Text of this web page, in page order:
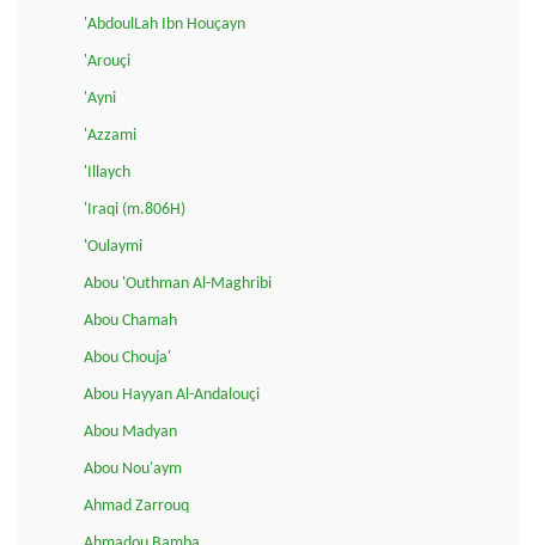
'AbdoulLah Ibn Houçayn
'Arouçi
'Ayni
'Azzami
'Illaych
'Iraqi (m.806H)
'Oulaymi
Abou 'Outhman Al-Maghribi
Abou Chamah
Abou Chouja'
Abou Hayyan Al-Andalouçi
Abou Madyan
Abou Nou'aym
Ahmad Zarrouq